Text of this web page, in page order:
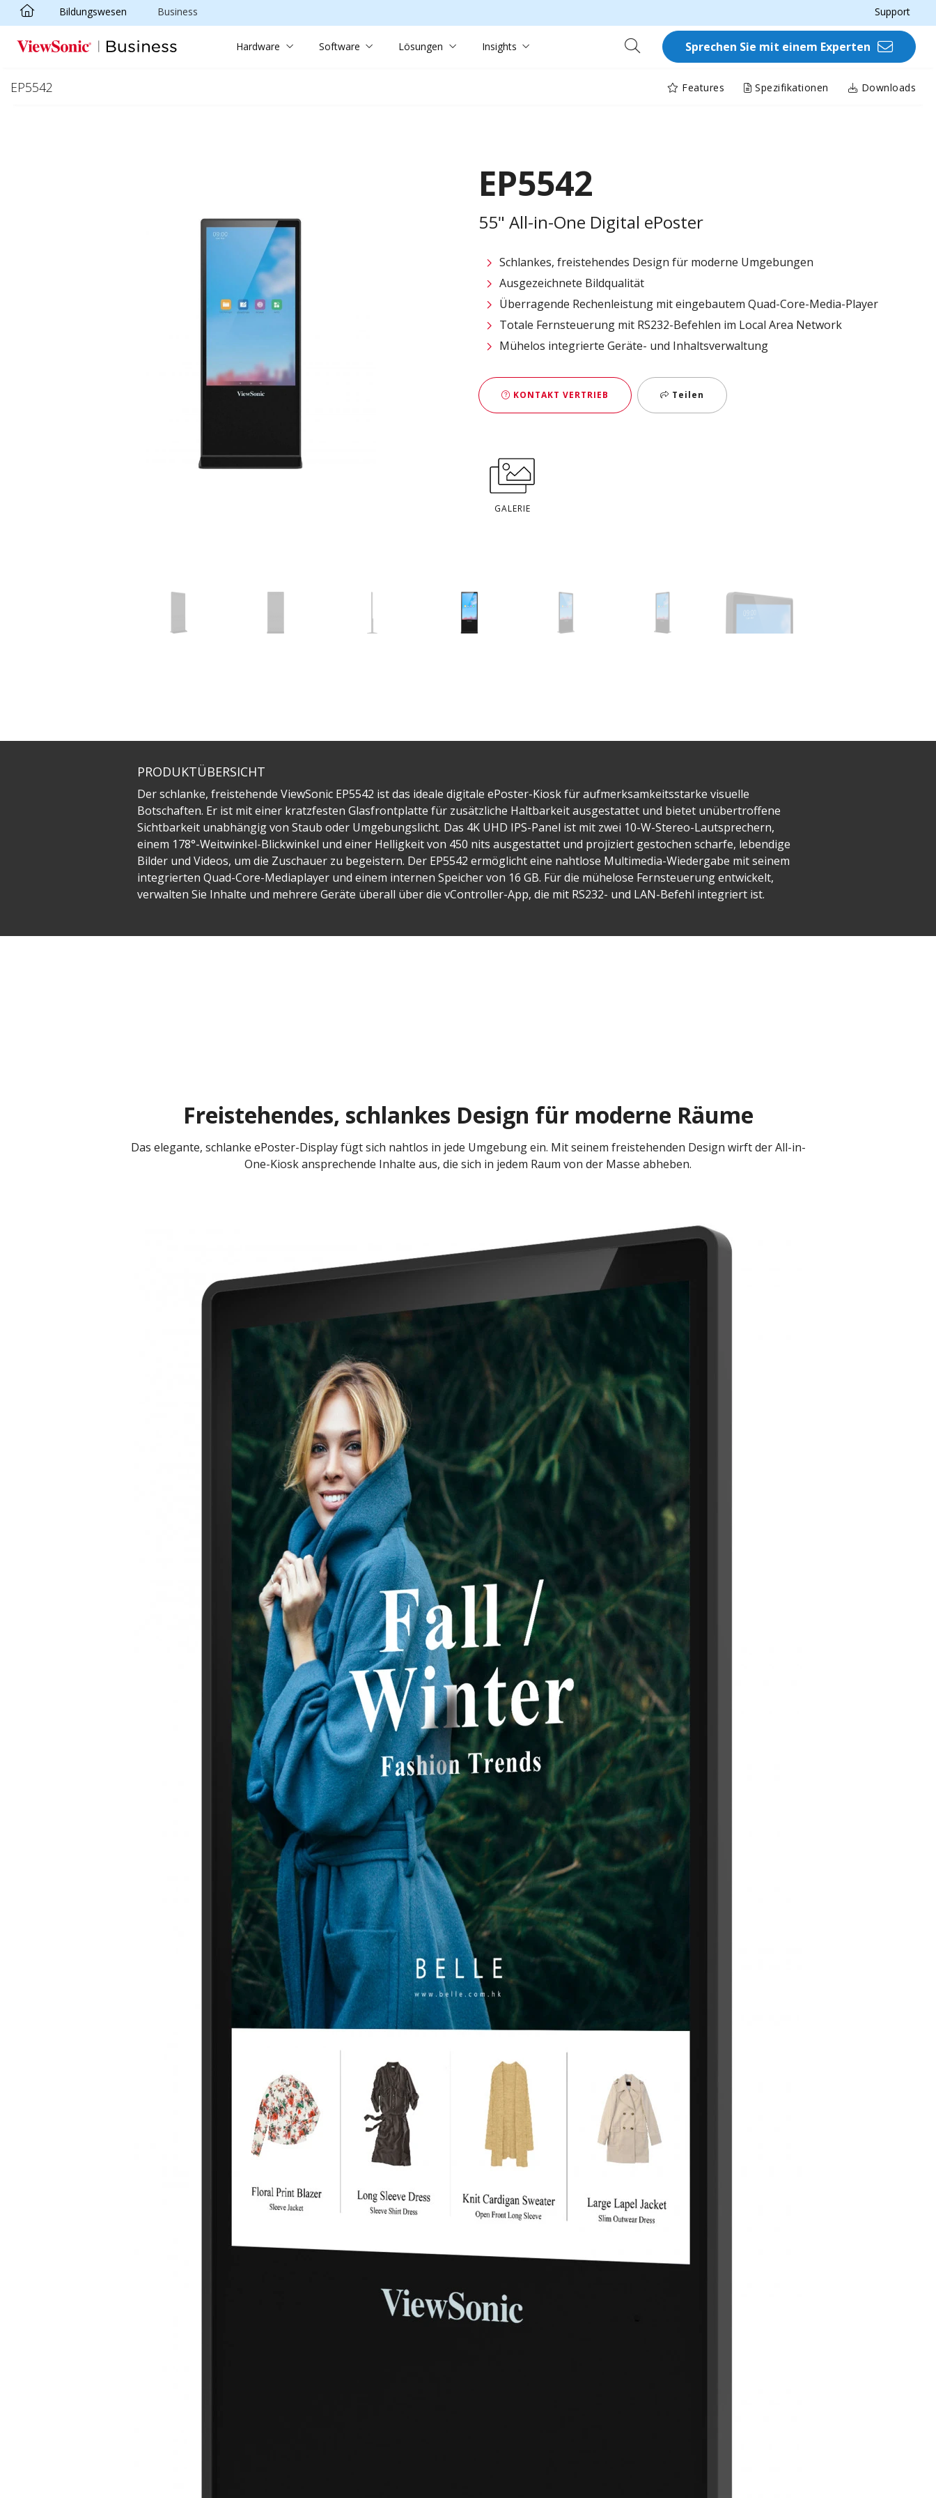
Skip to main content
Bildungswesen Business Support
Hardware Software Lösungen Insights Sprechen Sie mit einem Experten
EP5542 Features Spezifikationen Downloads
EP5542
55" All-in-One Digital ePoster
Schlankes, freistehendes Design für moderne Umgebungen
Ausgezeichnete Bildqualität
Überragende Rechenleistung mit eingebautem Quad-Core-Media-Player
Totale Fernsteuerung mit RS232-Befehlen im Local Area Network
Mühelos integrierte Geräte- und Inhaltsverwaltung
KONTAKT VERTRIEB Teilen
GALERIE
PRODUKTÜBERSICHT
Der schlanke, freistehende ViewSonic EP5542 ist das ideale digitale ePoster-Kiosk für aufmerksamkeitsstarke visuelle
Botschaften. Er ist mit einer kratzfesten Glasfrontplatte für zusätzliche Haltbarkeit ausgestattet und bietet unübertroffene
Sichtbarkeit unabhängig von Staub oder Umgebungslicht. Das 4K UHD IPS-Panel ist mit zwei 10-W-Stereo-Lautsprechern,
einem 178°-Weitwinkel-Blickwinkel und einer Helligkeit von 450 nits ausgestattet und projiziert gestochen scharfe, lebendige
Bilder und Videos, um die Zuschauer zu begeistern. Der EP5542 ermöglicht eine nahtlose Multimedia-Wiedergabe mit seinem
integrierten Quad-Core-Mediaplayer und einem internen Speicher von 16 GB. Für die mühelose Fernsteuerung entwickelt,
verwalten Sie Inhalte und mehrere Geräte überall über die vController-App, die mit RS232- und LAN-Befehl integriert ist.
Freistehendes, schlankes Design für moderne Räume
Das elegante, schlanke ePoster-Display fügt sich nahtlos in jede Umgebung ein. Mit seinem freistehenden Design wirft der All-in-
One-Kiosk ansprechende Inhalte aus, die sich in jedem Raum von der Masse abheben.